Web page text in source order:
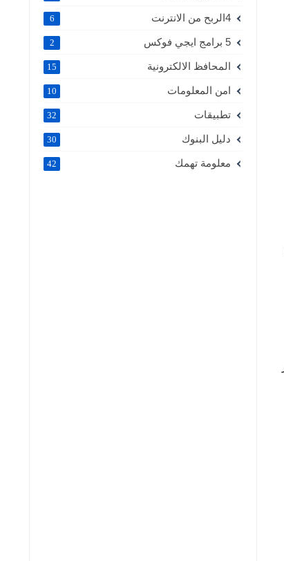
4الربح من الانترنت 6
5 برامج ايجي فوكس 2
المحافظ الالكترونية 15
امن المعلومات 10
تطبيقات 32
دليل البنوك 30
معلومة تهمك 42